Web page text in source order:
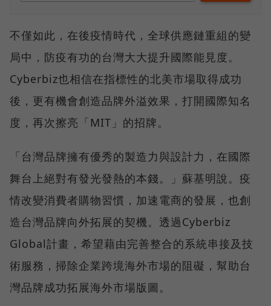
不僅如此，在後疫情時代，全球供應鏈重組的變
局中，防疫有功的台灣大大提升國際能見度。
Cyberbiz也相信在指標性的北美市場取得成功
後，更有機會創造品牌外溢效果，打開國際知名
度，再次擦亮「MIT」的招牌。
「台灣品牌擁有優秀的製造力與設計力，在國際
舞台上絕對有發光發熱的本錢。」蘇基明說。疫
情改變消費者購物習慣，加速電商的發展，也創
造台灣品牌向外拓展的契機。透過Cyberbiz
Global計畫，希望藉由完善整合的系統串接及技
術服務，掃除企業跨境海外市場的阻礙，幫助台
灣品牌成功拓展海外市場版圖。